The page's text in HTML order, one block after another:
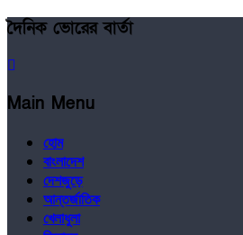
দৈনিক ভোরের বার্তা
Main Menu
হোম
বাংলাদেশ
দেশজুড়ে
আন্তর্জাতিক
খেলাধুলা